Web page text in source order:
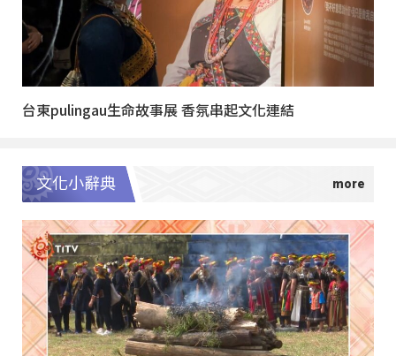
台東pulingau生命故事展 香氛串起文化連結
文化小辭典